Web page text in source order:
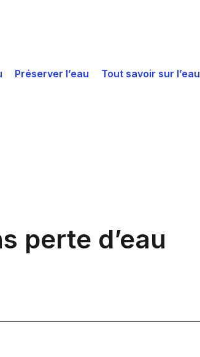
Préserver l’eau Tout savoir sur l’eau
perte d’eau